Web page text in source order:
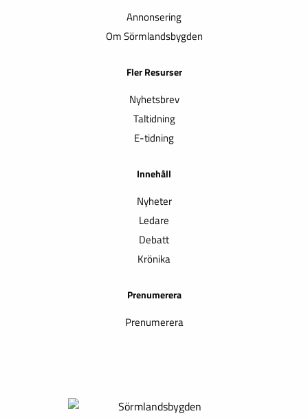
Annonsering
Om Sörmlandsbygden
Fler Resurser
Nyhetsbrev
Taltidning
E-tidning
Innehåll
Nyheter
Ledare
Debatt
Krönika
Prenumerera
Prenumerera